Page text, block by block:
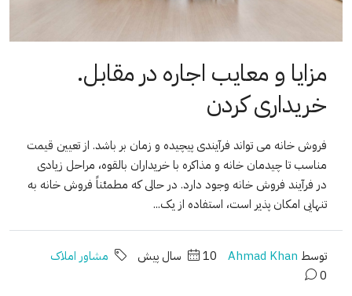
مزایا و معایب اجاره در مقابل.
خریداری کردن
فروش خانه می تواند فرآیندی پیچیده و زمان بر باشد. از تعیین قیمت
مناسب تا چیدمان خانه و مذاکره با خریداران بالقوه، مراحل زیادی
در فرآیند فروش خانه وجود دارد. در حالی که مطمئناً فروش خانه به
تنهایی امکان پذیر است، استفاده از یک...
توسط Ahmad Khan 10 سال پیش
مشاور املاک
0